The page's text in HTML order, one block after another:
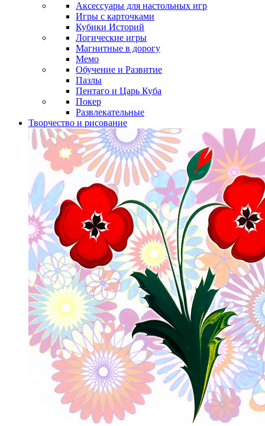
Аксессуары для настольных игр
Игры с карточками
Кубики Историй
Логические игры
Магнитные в дорогу
Мемо
Обучение и Развитие
Пазлы
Пентаго и Царь Куба
Покер
Развлекательные
Творчество и рисование